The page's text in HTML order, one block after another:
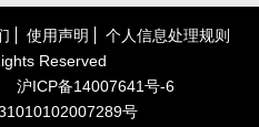
使用声明
个人信息处理规则
Reserved
沪ICP备14007641号-6
号